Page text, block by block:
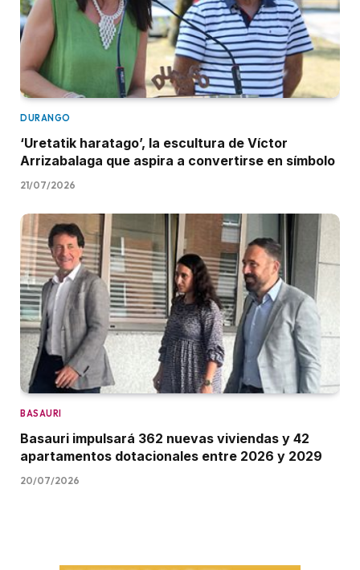
DURANGO
‘Uretatik haratago’, la escultura de Víctor
Arrizabalaga que aspira a convertirse en símbolo
21/07/2026
BASAURI
Basauri impulsará 362 nuevas viviendas y 42
apartamentos dotacionales entre 2026 y 2029
20/07/2026